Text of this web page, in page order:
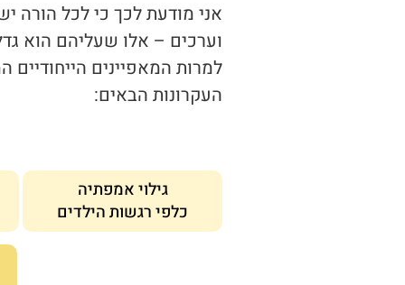
אני מודעת לכך כי לכל הורה
וערכים – אלו שעליהם הוא
למרות המאפיינים
העקרונות הבאים:
גילוי אמפתיה
כלפי רגשות הילדים